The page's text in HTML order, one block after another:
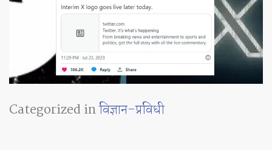
Categorized inविज्ञान-प्रविधी